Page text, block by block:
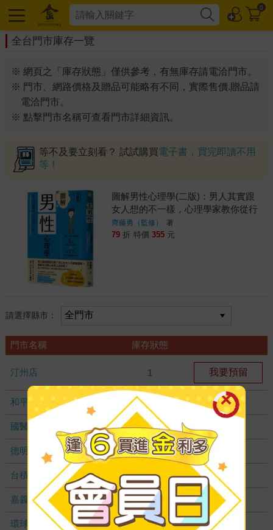
0
全台門市庫存一覽
※ 網頁之「庫存狀態」僅供參考，有無庫存請電洽門市。
※ 門市、網路價格及贈品可能略有不同，實際售價.贈品請
電洽門市。
※ 點擊門市名稱可查看門市詳細資訊。
等不及要立刻看？ 試試購買電子書，買完即讀不用
等！
圖解男性心理學(二版)：男人其實跟
女人想的不一樣，心理學家教你從行
為、習慣與性格讀懂男性的真實想法
齊藤勇（監修） 著
79 折 特價 355 元
請選擇縣市：
門市名稱 庫存狀態
汀州店 1 我要預留
和平店 無庫存
國醫加盟店 無庫存
德明加盟店 無庫存
台積店 無庫存
嘉義耐斯店 無庫存
環球店 無庫存